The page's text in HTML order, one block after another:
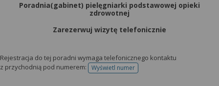
Poradnia(gabinet) pielęgniarki podstawowej opieki
zdrowotnej
Zarezerwuj wizytę telefonicznie
Rejestracja do tej poradni wymaga telefonicznego kontaktu
z przychodnią pod numerem:
Wyświetl numertelefonu do rejestracji